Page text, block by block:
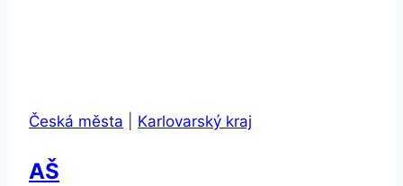
Česká města Karlovarský kraj
AŠ